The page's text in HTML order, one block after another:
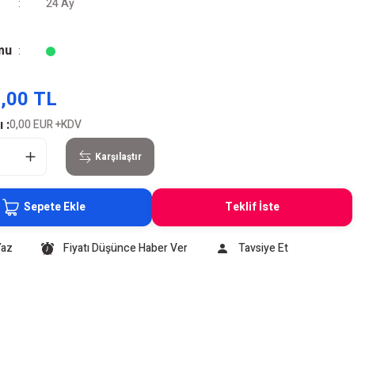
24 Ay
TL
:0,00 EUR+KDV
Karşılaştır
Sepete Ekle Teklif İste
Fiyatı Düşünce Haber Ver Tavsiye Et